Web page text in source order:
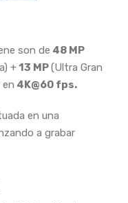
son de 48 MP
+13 MP(Ultra Gran
en 4K@60 fps.
en una
a grabar